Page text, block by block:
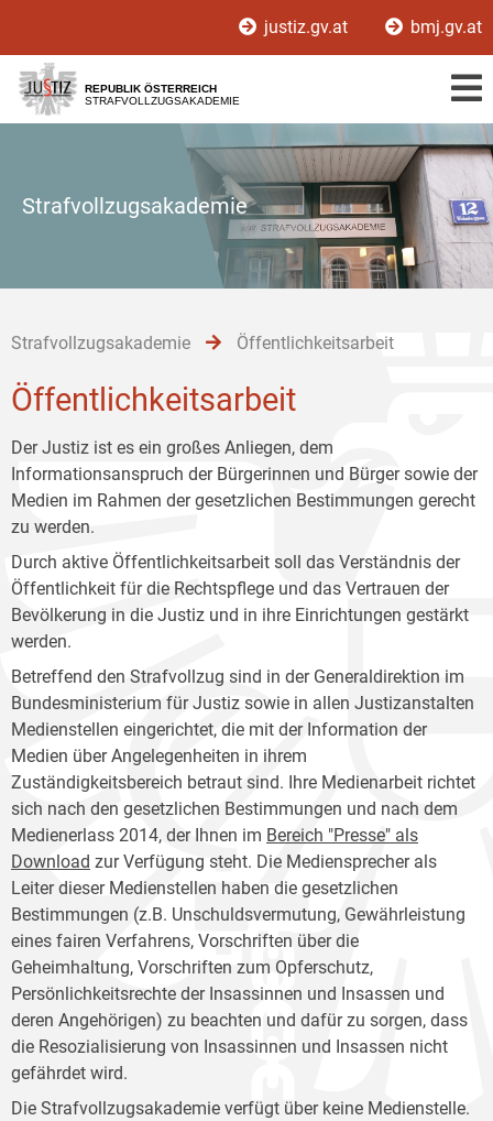
[1]
[2]
[3]
justiz.gv.at bmj.gv.at
REPUBLIK ÖSTERREICH
STRAFVOLLZUGSAKADEMIE
Strafvollzugsakademie
Strafvollzugsakademie Öffentlichkeitsarbeit
Öffentlichkeitsarbeit
Der Justiz ist es ein großes Anliegen, dem
Informationsanspruch der Bürgerinnen und Bürger sowie der
Medien im Rahmen der gesetzlichen Bestimmungen gerecht
zu werden.
Durch aktive Öffentlichkeitsarbeit soll das Verständnis der
Öffentlichkeit für die Rechtspflege und das Vertrauen der
Bevölkerung in die Justiz und in ihre Einrichtungen gestärkt
werden.
Betreffend den Strafvollzug sind in der Generaldirektion im
Bundesministerium für Justiz sowie in allen Justizanstalten
Medienstellen eingerichtet, die mit der Information der
Medien über Angelegenheiten in ihrem
Zuständigkeitsbereich betraut sind. Ihre Medienarbeit richtet
sich nach den gesetzlichen Bestimmungen und nach dem
Medienerlass 2014, der Ihnen im Bereich "Presse" als
Download zur Verfügung steht. Die Mediensprecher als
Leiter dieser Medienstellen haben die gesetzlichen
Bestimmungen (z.B. Unschuldsvermutung, Gewährleistung
eines fairen Verfahrens, Vorschriften über die
Geheimhaltung, Vorschriften zum Opferschutz,
Persönlichkeitsrechte der Insassinnen und Insassen und
deren Angehörigen) zu beachten und dafür zu sorgen, dass
die Resozialisierung von Insassinnen und Insassen nicht
gefährdet wird.
Die Strafvollzugsakademie verfügt über keine Medienstelle.